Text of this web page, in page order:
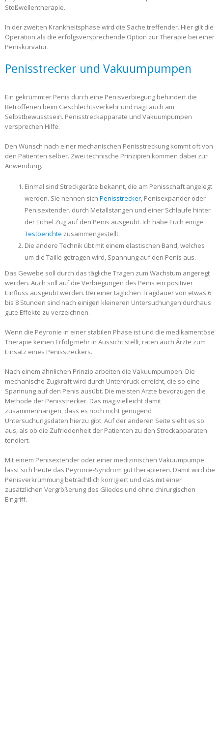
Stoßwellentherapie.
In der zweiten Krankheitsphase wird die Sache treffender. Hier gilt die
Operation als die erfolgsversprechende Option zur Therapie bei einer
Peniskurvatur.
Penisstrecker und Vakuumpumpen
Ein gekrümmter Penis durch eine Penisverbiegung behindert die
Betroffenen beim Geschlechtsverkehr und nagt auch am
Selbstbewusstsein. Penisstreckapparate und Vakuumpumpen
versprechen Hilfe.
Den Wunsch nach einer mechanischen Penisstreckung kommt oft von
den Patienten selber. Zwei technische Prinzipien kommen dabei zur
Anwendung.
Einmal sind Streckgeräte bekannt, die am Penisschaft angelegt
werden. Sie nennen sich Penisstrecker, Penisexpander oder
Penisextender. durch Metallstangen und einer Schlaufe hinter
der Eichel Zug auf den Penis ausgeübt. Ich habe Euch einige
Testberichte zusammengestellt.
Die andere Technik übt mit einem elastischen Band, welches
um die Taille getragen wird, Spannung auf den Penis aus.
Das Gewebe soll durch das tägliche Tragen zum Wachstum angeregt
werden. Auch soll auf die Verbiegungen des Penis ein positiver
Einfluss ausgeübt werden. Bei einer täglichen Tragdauer von etwas 6
bis 8 Stunden sind nach einigen kleineren Untersuchungen durchaus
gute Effekte zu verzeichnen.
Wenn die Peyronie in einer stabilen Phase ist und die medikamentöse
Therapie keinen Erfolg mehr in Aussicht stellt, raten auch Ärzte zum
Einsatz eines Penisstreckers.
Nach einem ähnlichen Prinzip arbeiten die Vakuumpumpen. Die
mechanische Zugkraft wird durch Unterdruck erreicht, die so eine
Spannung auf den Penis ausübt. Die meisten Ärzte bevorzugen die
Methode der Penisstrecker. Das mag vielleicht damit
zusammenhängen, dass es noch nicht genügend
Untersuchungsdaten hierzu gibt. Auf der anderen Seite sieht es so
aus, als ob die Zufriedenheit der Patienten zu den Streckapparaten
tendiert.
Mit einem Penisextender oder einer medizinischen Vakuumpumpe
lässt sich heute das Peyronie-Syndrom gut therapieren. Damit wird die
Penisverkrümmung beträchtlich korrigiert und das mit einer
zusätzlichen Vergrößerung des Gliedes und ohne chirurgischen
Eingriff.